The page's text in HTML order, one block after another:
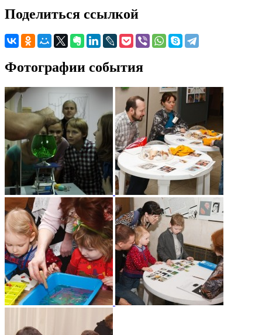
Поделиться ссылкой
Фотографии события